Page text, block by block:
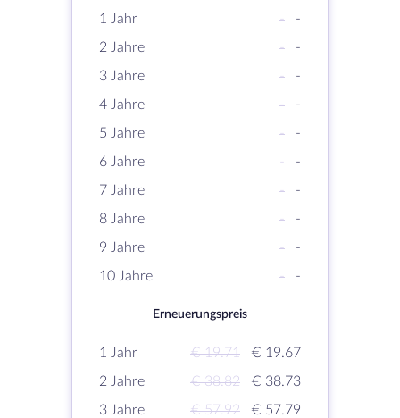
1 Jahr -
-
2 Jahre
-
-
3 Jahre
-
-
4 Jahre
-
-
5 Jahre
-
-
6 Jahre
-
-
7 Jahre
-
-
8 Jahre
-
-
9 Jahre
-
-
10 Jahre
- -
Erneuerungspreis
1 Jahr € 19.71
€ 19.67
2 Jahre
€ 38.82
€ 38.73
3 Jahre
€ 57.92
€ 57.79